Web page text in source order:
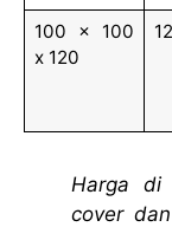
100 x 100
x 120
Harga di
cover